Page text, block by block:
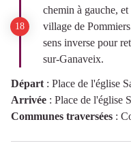
chemin à gauche,
village de
sens inverse pour
sur-Ganaveix.
Départ : Place de l'église
Arrivée : Place de l'église
Communes traversées :